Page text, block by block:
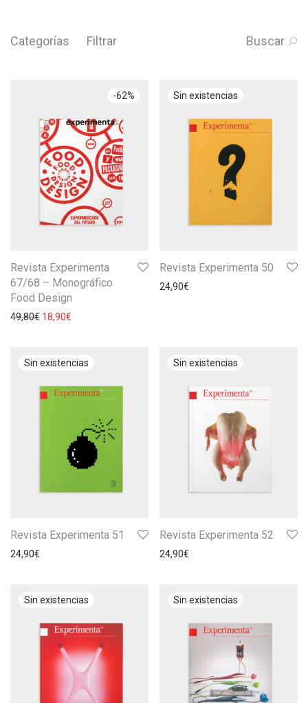
Categorías Filtrar Buscar
-62%
Revista Experimenta
67/68 – Monográfico
Food Design
49,80€ 18,90€
Revista Experimenta 50
24,90€
Revista Experimenta 51
24,90€
Revista Experimenta 52
24,90€